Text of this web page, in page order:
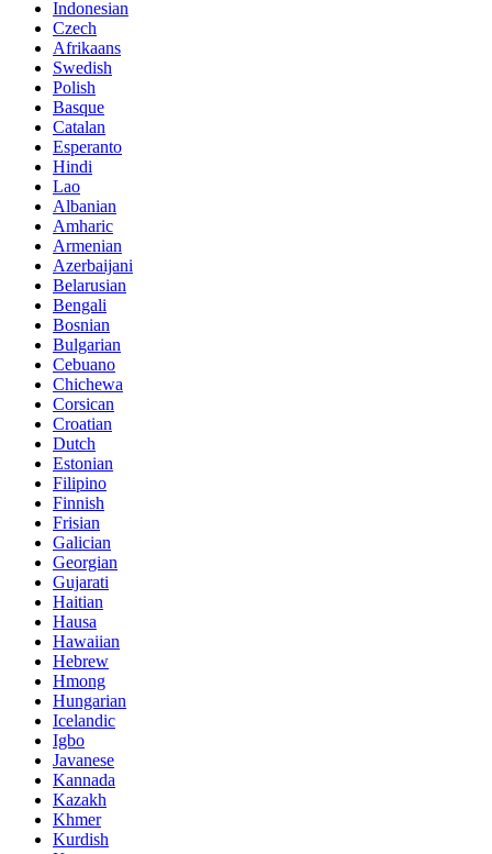
Indonesian
Czech
Afrikaans
Swedish
Polish
Basque
Catalan
Esperanto
Hindi
Lao
Albanian
Amharic
Armenian
Azerbaijani
Belarusian
Bengali
Bosnian
Bulgarian
Cebuano
Chichewa
Corsican
Croatian
Dutch
Estonian
Filipino
Finnish
Frisian
Galician
Georgian
Gujarati
Haitian
Hausa
Hawaiian
Hebrew
Hmong
Hungarian
Icelandic
Igbo
Javanese
Kannada
Kazakh
Khmer
Kurdish